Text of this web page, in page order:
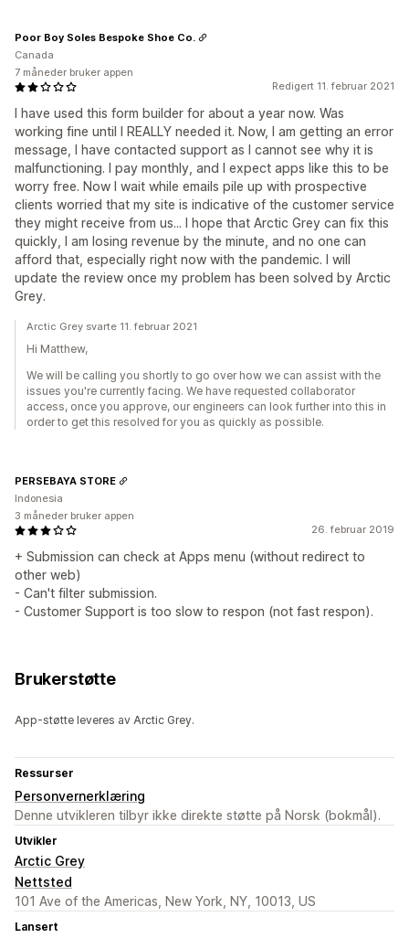
Redigert 11. februar 2021
I have used this form builder for about a year now. Was
working fine until I REALLY needed it. Now, I am getting an error
message, I have contacted support as I cannot see why it is
malfunctioning. I pay monthly, and I expect apps like this to be
worry free. Now I wait while emails pile up with prospective
clients worried that my site is indicative of the customer service
they might receive from us... I hope that Arctic Grey can fix this
quickly, I am losing revenue by the minute, and no one can
afford that, especially right now with the pandemic. I will
update the review once my problem has been solved by Arctic
Grey.
Poor Boy Soles Bespoke Shoe Co.
Canada
7 måneder bruker appen
Arctic Grey svarte 11. februar 2021
Hi Matthew,
We will be calling you shortly to go over how we can assist with the
issues you're currently facing. We have requested collaborator
access, once you approve, our engineers can look further into this in
order to get this resolved for you as quickly as possible.
26. februar 2019
+ Submission can check at Apps menu (without redirect to
other web)
- Can't filter submission.
- Customer Support is too slow to respon (not fast respon).
PERSEBAYA STORE
Indonesia
3 måneder bruker appen
Brukerstøtte
App-støtte leveres av Arctic Grey.
Ressurser
Personvernerklæring
Denne utvikleren tilbyr ikke direkte støtte på Norsk (bokmål).
Utvikler
Arctic Grey
Nettsted
101 Ave of the Americas, New York, NY, 10013, US
Lansert